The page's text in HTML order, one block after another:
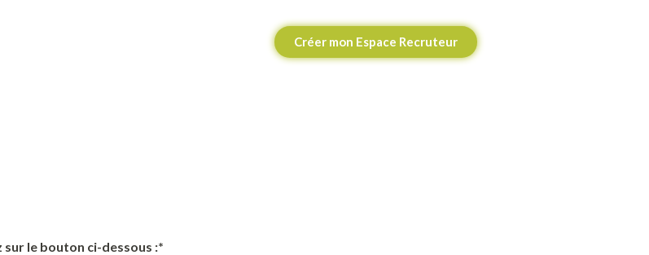
Créer mon Espace Recruteur
le bouton ci-dessous :*